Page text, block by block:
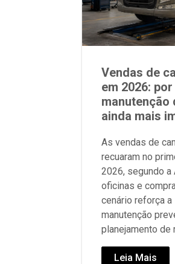
Vendas de
em 2026:
ainda mais
As vendas de
recuaram no
2026, segundo a
oficinas e
cenário reforça
manutenção
planejamento de
Leia Mais